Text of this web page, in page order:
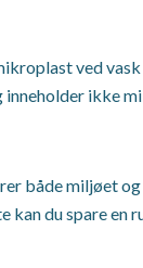
ved
inneholder ikke
både miljøet
du spare en